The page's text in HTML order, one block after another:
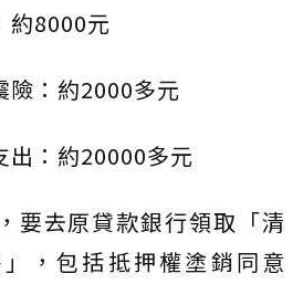
約8000元
險：約2000多元
出：約20000多元
要去原貸款銀行領取「清
，包括抵押權塗銷同意